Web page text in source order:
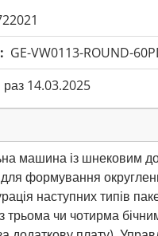
GE-VW0113-ROUND-
раз 14.03.2025
машина із шнековим
формування
наступних типів
трьома чи чотирма